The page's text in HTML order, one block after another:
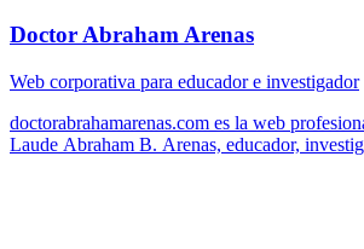
Doctor Abraham Arenas
Web corporativa para educador e investigador
doctorabrahamarenas.com es la web
Laude Abraham B. Arenas, educador,